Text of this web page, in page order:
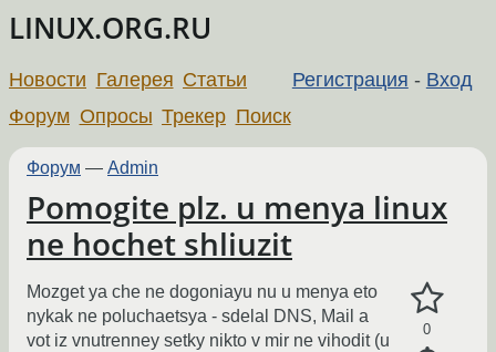
LINUX.ORG.RU
Регистрация - Вход
Новости Галерея Статьи
Форум Опросы Трекер Поиск
Форум — Admin
Pomogite plz. u menya linux
ne hochet shliuzit
0
Mozget ya che ne dogoniayu nu u menya eto
nykak ne poluchaetsya - sdelal DNS, Mail a
vot iz vnutrenney setky nikto v mir ne vihodit (u